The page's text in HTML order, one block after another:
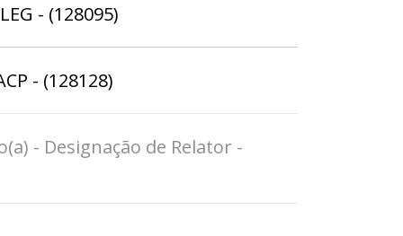
- (128095)
- (128128)
- Designação de Relator -